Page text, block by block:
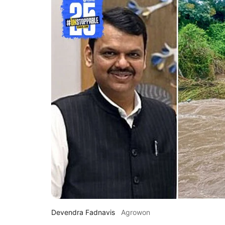
Devendra Fadnavis Agrowon